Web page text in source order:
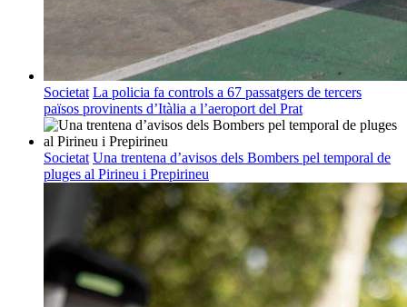
Societat La policia fa controls a 67 passatgers de tercers
països provinents d’Itàlia a l’aeroport del Prat
Societat Una trentena d’avisos dels Bombers pel temporal de
pluges al Pirineu i Prepirineu